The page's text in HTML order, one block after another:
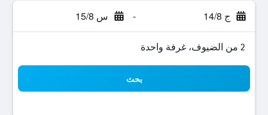
ج 14/8 - س 15/8
2 من الضيوف، غرفة واحدة
بحث